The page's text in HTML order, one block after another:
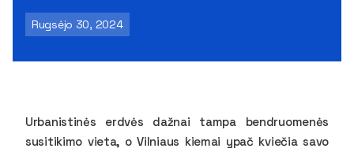
Rugsėjo 30, 2024
Urbanistinės erdvės dažnai tampa bendruomenės
susitikimo vieta, o Vilniaus kiemai ypač kviečia savo